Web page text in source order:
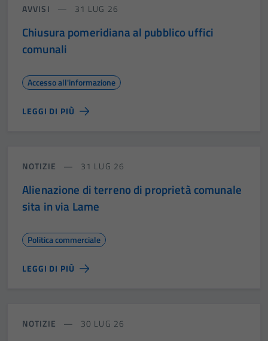
AVVISI 31 LUG 26
Chiusura pomeridiana al pubblico uffici
comunali
Accesso all'informazione
LEGGI DI PIÙ
NOTIZIE 31 LUG 26
Alienazione di terreno di proprietà comunale
sita in via Lame
Politica commerciale
LEGGI DI PIÙ
NOTIZIE 30 LUG 26